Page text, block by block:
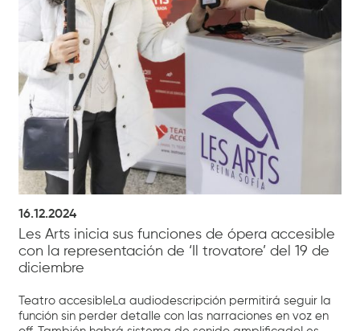
16.12.2024
Les Arts inicia sus funciones de ópera accesible
con la representación de ‘Il trovatore’ del 19 de
diciembre
Teatro accesibleLa audiodescripción permitirá seguir la
función sin perder detalle con las narraciones en voz en